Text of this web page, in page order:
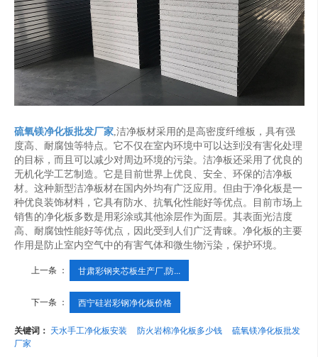
硫氧镁净化板批发厂家,洁净板材采用的是高密度纤维板，具有强
度高、耐腐蚀等特点。它不仅在室内环境中可以达到没有害化处理
的目标，而且可以减少对周边环境的污染。洁净板还采用了优良的
无机化学工艺制造。它是目前世界上优良、安全、环保的洁净板
材。这种新型洁净板材在国内外均有广泛应用。但由于净化板是一
种优良装饰材料，它具有防水、抗氧化性能好等优点。目前市场上
销售的净化板多数是用彩涂或其他涂层作为面层。其表面光洁度
高、耐腐蚀性能好等优点，因此受到人们广泛青睐。净化板的主要
作用是防止室内空气中的有害气体和微生物污染，保护环境。
上一条 ： 甘肃彩钢夹芯板生产厂,防...
下一条 ： 西宁硅岩彩钢净化板价格
关键词： 天水手工净化板安装 防火岩棉净化板多少钱
硫氧镁净化板批发
厂家